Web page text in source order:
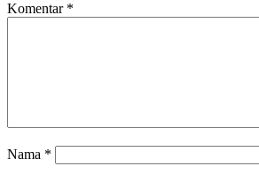
Komentar *
Nama *